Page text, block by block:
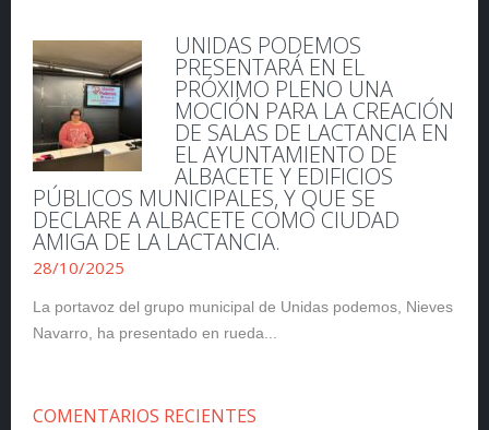
UNIDAS PODEMOS
PRESENTARÁ EN EL
PRÓXIMO PLENO UNA
MOCIÓN PARA LA CREACIÓN
DE SALAS DE LACTANCIA EN
EL AYUNTAMIENTO DE
ALBACETE Y EDIFICIOS
PÚBLICOS MUNICIPALES, Y QUE SE
DECLARE A ALBACETE COMO CIUDAD
AMIGA DE LA LACTANCIA.
28/10/2025
La portavoz del grupo municipal de Unidas podemos, Nieves
Navarro, ha presentado en rueda...
COMENTARIOS RECIENTES